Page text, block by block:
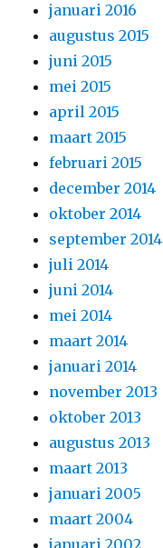
januari 2016
augustus 2015
juni 2015
mei 2015
april 2015
maart 2015
februari 2015
december 2014
oktober 2014
september 2014
juli 2014
juni 2014
mei 2014
maart 2014
januari 2014
november 2013
oktober 2013
augustus 2013
maart 2013
januari 2005
maart 2004